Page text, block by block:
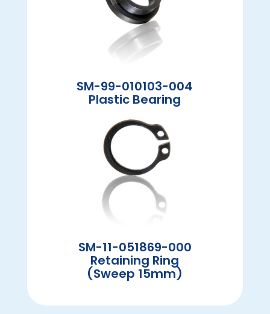
SM-99-010103-004
Plastic Bearing
SM-11-051869-000
Retaining Ring
(Sweep 15mm)